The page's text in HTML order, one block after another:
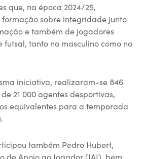
que, na época 2024/25,
sobre integridade junto
e também de jogadores
futsal, tanto no masculino como no
iniciativa, realizaram-se 846
21 000 agentes desportivas,
equivalentes para a temporada
também Pedro Hubert,
de Apoio ao Jogador (IAJ), bem